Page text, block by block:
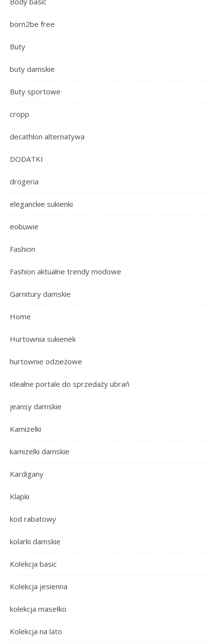
born2be free
Buty
buty damskie
Buty sportowe
cropp
decathlon alternatywa
DODATKI
drogeria
eleganckie sukienki
eobuwie
Fashion
Fashion aktualne trendy modowe
Garnitury damskie
Home
Hurtownia sukienek
hurtownie odzieżowe
idealne portale do sprzedaży ubrań
jeansy damskie
Kamizelki
kamizelki damskie
Kardigany
Klapki
kod rabatowy
kolarki damskie
Kolekcja basic
Kolekcja jesienna
kolekcja masełko
Kolekcja na lato